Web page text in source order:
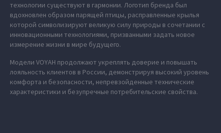
технологии существуют в гармонии. Логотип бренда был
вдохновлен образом парящей птицы, расправленные крылья
которой символизируют великую силу природы в сочетании с
инновационными технологиями, призванными задать новое
измерение жизни в мире будущего.
Модели VOYAH продолжают укреплять доверие и повышать
лояльность клиентов в России, демонстрируя высокий уровень
комфорта и безопасности, непревзойденные технические
характеристики и безупречные потребительские свойства.